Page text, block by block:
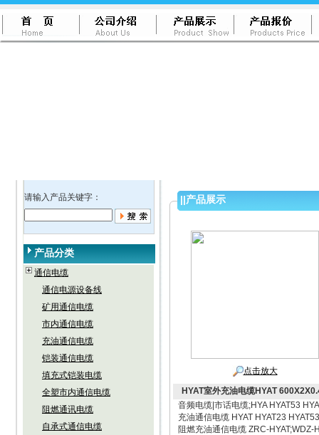
请输入产品关键字：
产品分类
通信电缆
通信电源设备线
矿用通信电缆
市内通信电缆
充油通信电缆
铠装通信电缆
填充式铠装电缆
全塑市内通信电缆
阻燃通讯电缆
自承式通信电缆
||产品展示
点击放大
HYAT室外充油电缆HYAT
音频电缆|市话电缆;HYA HYAT53
充油通信电缆 HYAT HYAT23
阻燃充油通信电缆 ZRC-HYAT;WDZ-